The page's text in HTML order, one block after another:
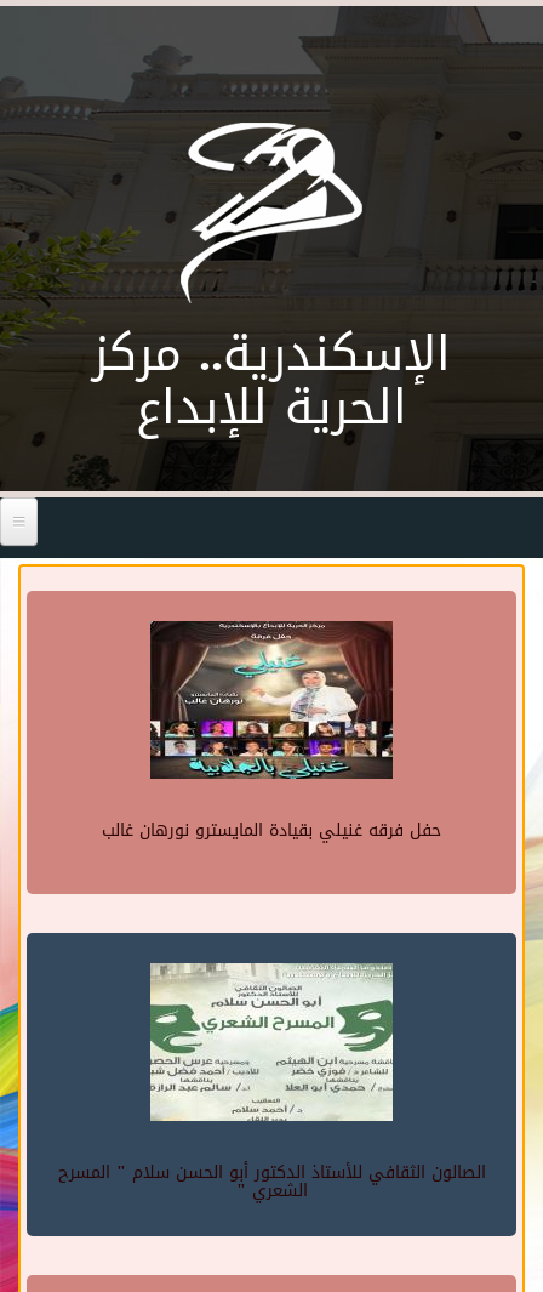
Skip to main content
الإسكندرية.. مركز
الحرية للإبداع
حفل فرقه غنيلي بقيادة المايسترو نورهان غالب
الصالون الثقافي للأستاذ الدكتور أبو الحسن سلام " المسرح
الشعري "